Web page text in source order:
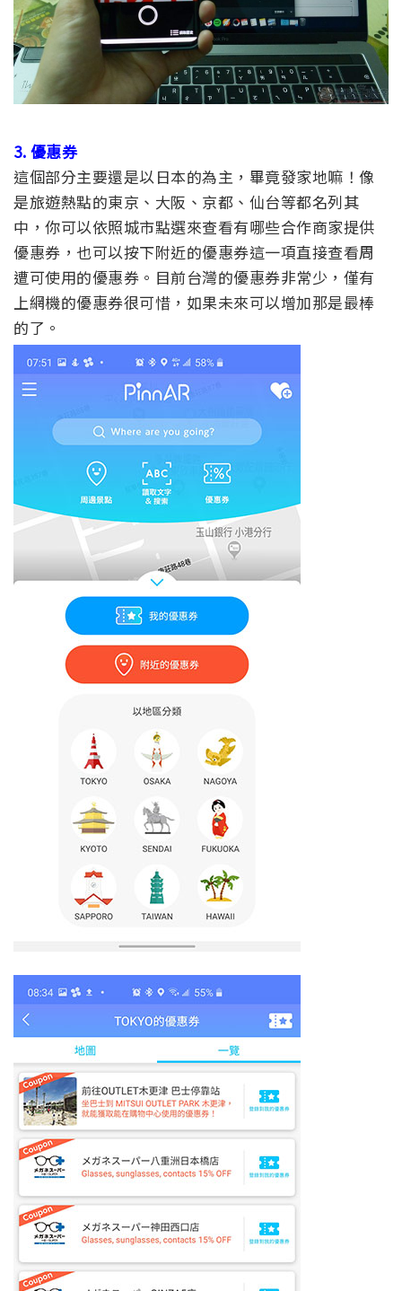
3. 優惠券
這個部分主要還是以日本的為主，畢竟發家地嘛！像
是旅遊熱點的東京、大阪、京都、仙台等都名列其
中，你可以依照城市點選來查看有哪些合作商家提供
優惠券，也可以按下附近的優惠券這一項直接查看周
遭可使用的優惠券。目前台灣的優惠券非常少，僅有
上網機的優惠券很可惜，如果未來可以增加那是最棒
的了。